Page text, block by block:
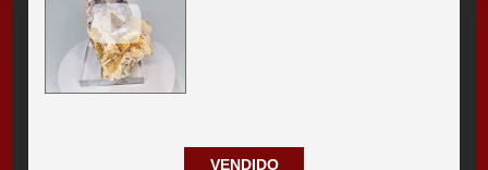
VENDIDO